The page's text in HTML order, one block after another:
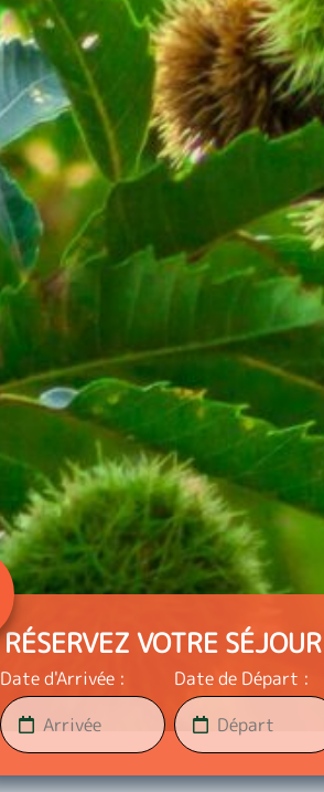
RÉSERVEZ VOTRE SÉJOUR
Date d'Arrivée : Date de Départ :